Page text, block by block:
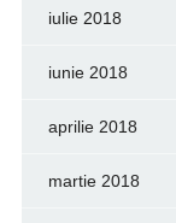
iulie 2018
iunie 2018
aprilie 2018
martie 2018